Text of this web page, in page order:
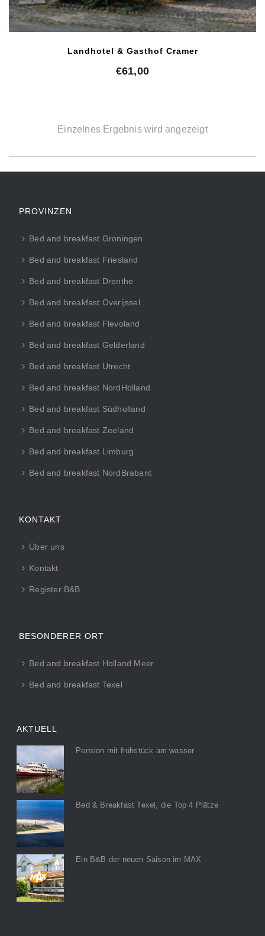
Landhotel & Gasthof Cramer
€61,00
Einzelnes Ergebnis wird angezeigt
PROVINZEN
Bed and breakfast Groningen
Bed and breakfast Friesland
Bed and breakfast Drenthe
Bed and breakfast Overijssel
Bed and breakfast Flevoland
Bed and breakfast Gelderland
Bed and breakfast Utrecht
Bed and breakfast NordHolland
Bed and breakfast Südholland
Bed and breakfast Zeeland
Bed and breakfast Limburg
Bed and breakfast NordBrabant
KONTAKT
Über uns
Kontakt
Register B&B
BESONDERER ORT
Bed and breakfast Holland Meer
Bed and breakfast Texel
AKTUELL
Pension mit frühstück am wasser
Bed & Breakfast Texel, die Top 4 Plätze
Ein B&B der neuen Saison im MAX